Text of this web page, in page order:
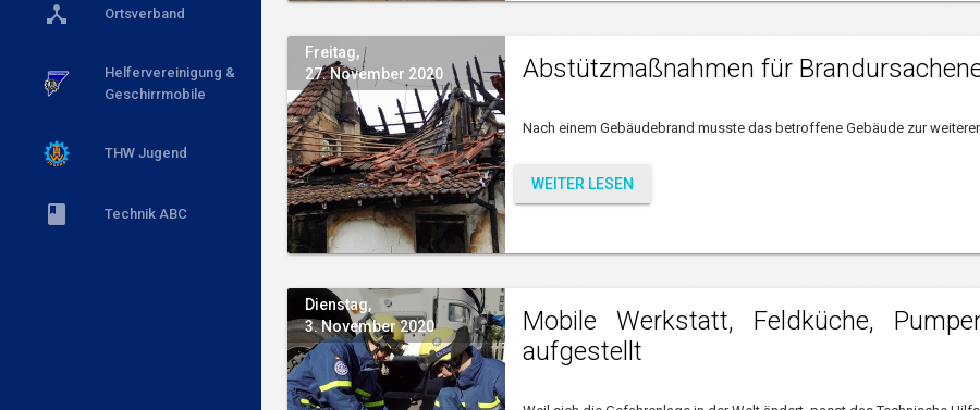
 Ortsverband
x
Helfervereinigung &
Geschirrmobile
x THW Jugend
 Technik ABC
Freitag,
27. November 2020
Abstützmaßnahmen für
Nach einem Gebäudebrand musste das betroffene Gebäude zur
WEITER LESEN
Dienstag,
3. November 2020
Mobile Werkstatt, Feldküche,
aufgestellt